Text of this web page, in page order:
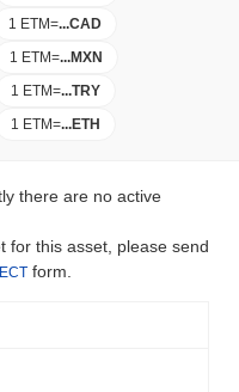
1 ETM=...CAD
1 ETM=...MXN
1 ETM=...TRY
1 ETM=...ETH
there are no active
for this asset, please send
form.